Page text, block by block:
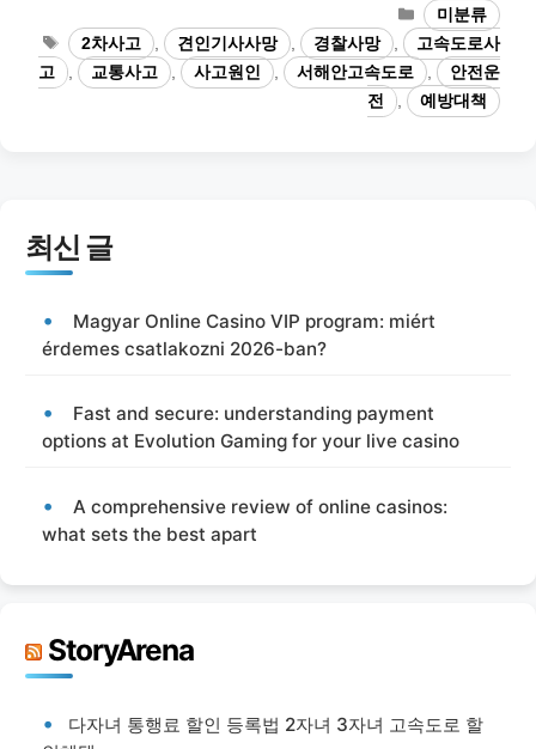
카
테
고
리
미분류
태
그
2차사고 견인기사사망 경찰사망
고속도로사
고
교통사고 사고원인 서해안고속도로
안전운
전
예방대책
최신 글
Magyar Online Casino VIP program: miért
érdemes csatlakozni 2026-ban?
Fast and secure: understanding payment
options at Evolution Gaming for your live casino
A comprehensive review of online casinos:
what sets the best apart
StoryArena
다자녀 통행료 할인 등록법 2자녀 3자녀 고속도로 할